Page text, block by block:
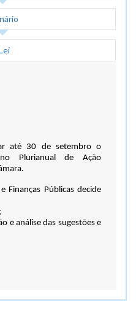
até 30 de setembro o
Plurianual de Ação
Finanças Públicas decide
e análise das sugestões e